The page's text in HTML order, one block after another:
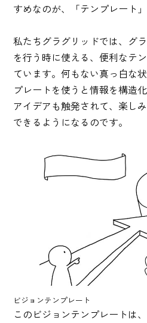
すめなのが、「テンプレート」
私たちグラグリッドでは、グ
を行う時に使える、便利なテ
ています。何もない真っ白な
プレートを使うと情報を構造
アイデアも触発されて、楽し
できるようになるのです。
ビジョンテンプレート
このビジョンテンプレートは